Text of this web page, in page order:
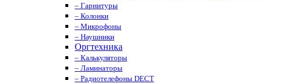
– Гарнитуры
– Колонки
– Микрофоны
– Наушники
Оргтехника
– Калькуляторы
– Ламинаторы
– Радиотелефоны DECT